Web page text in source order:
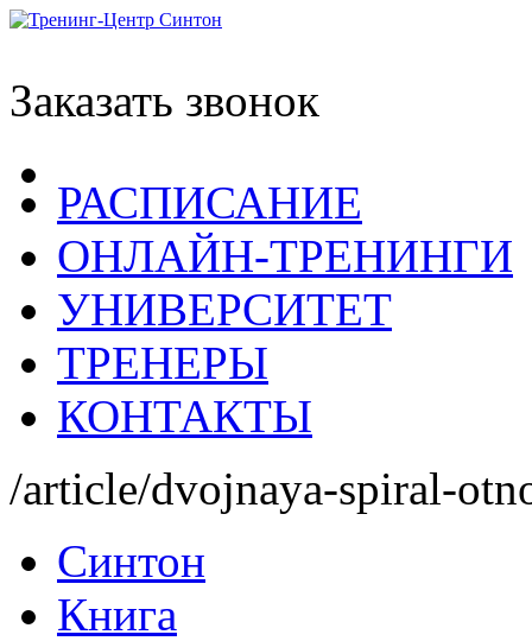
Заказать звонок
РАСПИСАНИЕ
ОНЛАЙН-ТРЕНИНГИ
УНИВЕРСИТЕТ
ТРЕНЕРЫ
КОНТАКТЫ
/article/dvojnaya-spiral-
Синтон
Книга